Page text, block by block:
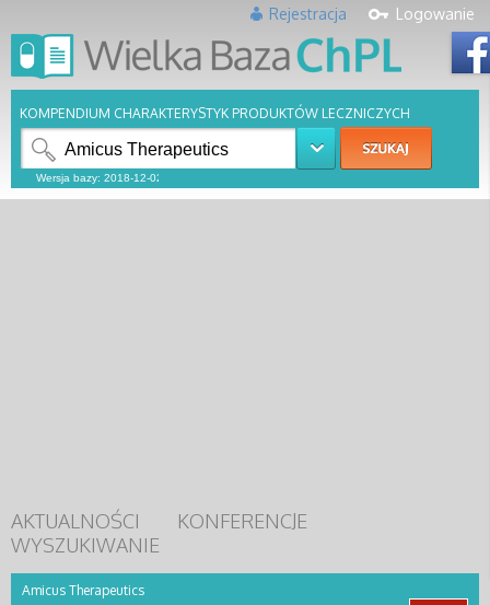
Logowanie
Rejestracja
KOMPENDIUM CHARAKTERYSTYK PRODUKTÓW LECZNICZYCH
AKTUALNOŚCI
KONFERENCJE
WYSZUKIWANIE
Amicus Therapeutics